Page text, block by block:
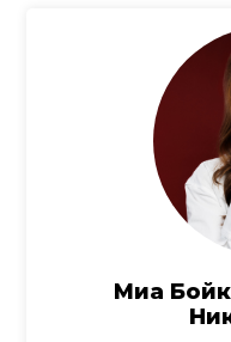
Миа